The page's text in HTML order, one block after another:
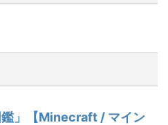
」【Minecraft / マイン